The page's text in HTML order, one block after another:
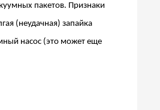
пакетов. Признаки
(неудачная) запайка
насос (это может еще